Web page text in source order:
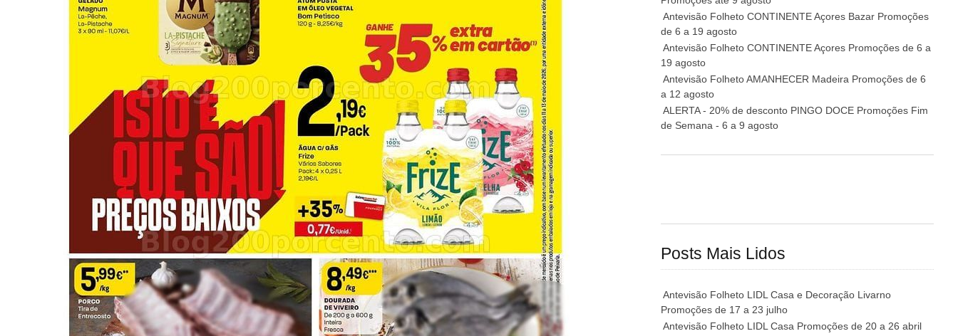
Antevisão Folheto CONTINENTE Açores Bazar Promoções
de 6 a 19 agosto
Antevisão Folheto CONTINENTE Açores Promoções de 6 a
19 agosto
Antevisão Folheto AMANHECER Madeira Promoções de 6
a 12 agosto
ALERTA - 20% de desconto PINGO DOCE Promoções Fim
de Semana - 6 a 9 agosto
Posts Mais Lidos
Antevisão Folheto LIDL Casa e Decoração Livarno
Promoções de 17 a 23 julho
Antevisão Folheto LIDL Casa Promoções de 20 a 26 abril